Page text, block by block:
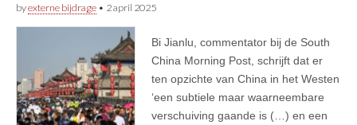
byexterne bijdrage • 2 april 2025
Bi Jianlu, commentator bij de South
China Morning Post, schrijft dat er
ten opzichte van China in het Westen
‘een subtiele maar waarneembare
verschuiving gaande is (…) en een